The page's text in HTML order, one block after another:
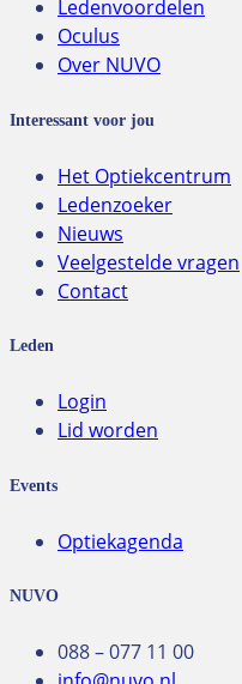
Ledenvoordelen
Oculus
Over NUVO
Interessant voor jou
Het Optiekcentrum
Ledenzoeker
Nieuws
Veelgestelde vragen
Contact
Leden
Login
Lid worden
Events
Optiekagenda
NUVO
088 – 077 11 00